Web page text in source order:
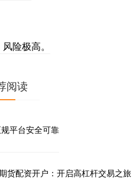
险极高。
阅读
平台安全可靠
货配资开户：开启高杠杆交易之旅